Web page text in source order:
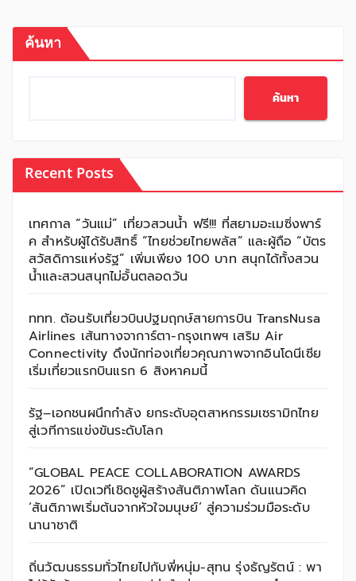
ค้นหา
ค้นหา
Recent Posts
เทศกาล “วันแม่” เที่ยวสวนน้ำ ฟรี!!! ที่สยามอะเมซิ่งพาร์
ค สำหรับผู้ได้รับสิทธิ์ “ไทยช่วยไทยพลัส” และผู้ถือ “บัตร
สวัสดิการแห่งรัฐ” เพิ่มเพียง 100 บาท สนุกได้ทั้งสวน
น้ำและสวนสนุกไม่อั้นตลอดวัน
ททท. ต้อนรับเที่ยวบินปฐมฤกษ์สายการบิน TransNusa
Airlines เส้นทางจาการ์ตา-กรุงเทพฯ เสริม Air
Connectivity ดึงนักท่องเที่ยวคุณภาพจากอินโดนีเซีย
เริ่มเที่ยวแรกบินแรก 6 สิงหาคมนี้
รัฐ–เอกชนผนึกกำลัง ยกระดับอุตสาหกรรมเซรามิกไทย
สู่เวทีการแข่งขันระดับโลก
“GLOBAL PEACE COLLABORATION AWARDS
2026” เปิดเวทีเชิดชูผู้สร้างสันติภาพโลก ดันแนวคิด
‘สันติภาพเริ่มต้นจากหัวใจมนุษย์’ สู่ความร่วมมือระดับ
นานาชาติ
ถิ่นวัฒนธรรมทั่วไทยไปกับพี่หนุ่ม-สุทน รุ่งธัญรัตน์ : พา